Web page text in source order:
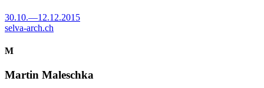
30.10.—12.12.2015
selva-arch.ch
M
Martin Maleschka